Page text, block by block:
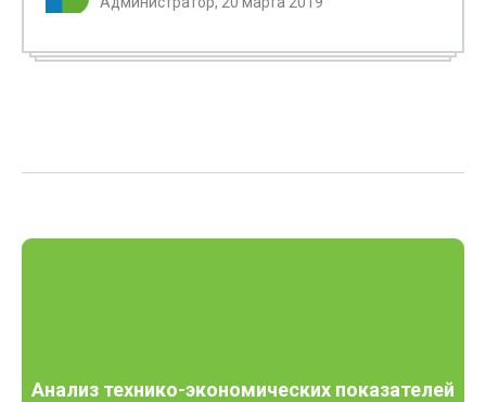
Анализ технико-экономических показателей